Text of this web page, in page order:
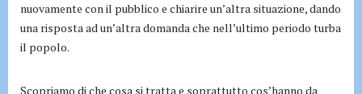
nuovamente con il pubblico e chiarire un’altra situazione, dando
una risposta ad un’altra domanda che nell’ultimo periodo turba
il popolo.
Scopriamo di che cosa si tratta e soprattutto cos’hanno da